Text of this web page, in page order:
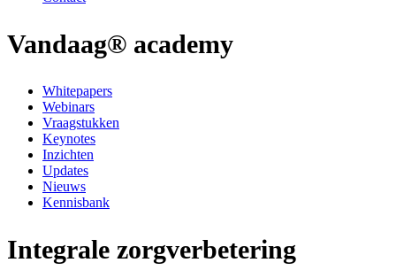
Vandaag® academy
Whitepapers
Webinars
Vraagstukken
Keynotes
Inzichten
Updates
Nieuws
Kennisbank
Integrale zorgverbetering